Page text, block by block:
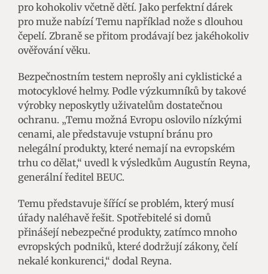
pro kohokoliv včetně dětí. Jako perfektní dárek
pro muže nabízí Temu například nože s dlouhou
čepelí. Zbraně se přitom prodávají bez jakéhokoliv
ověřování věku.
Bezpečnostním testem neprošly ani cyklistické a
motocyklové helmy. Podle výzkumníků by takové
výrobky neposkytly uživatelům dostatečnou
ochranu. „Temu možná Evropu oslovilo nízkými
cenami, ale představuje vstupní bránu pro
nelegální produkty, které nemají na evropském
trhu co dělat,“ uvedl k výsledkům Augustín Reyna,
generální ředitel BEUC.
Temu představuje šířící se problém, který musí
úřady naléhavě řešit. Spotřebitelé si domů
přinášejí nebezpečné produkty, zatímco mnoho
evropských podniků, které dodržují zákony, čelí
nekalé konkurenci,“ dodal Reyna.